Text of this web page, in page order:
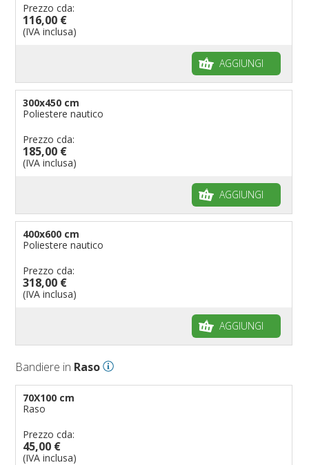
Prezzo cda:
116,00 €
(IVA inclusa)
AGGIUNGI
300x450 cm
Poliestere nautico
Prezzo cda:
185,00 €
(IVA inclusa)
AGGIUNGI
400x600 cm
Poliestere nautico
Prezzo cda:
318,00 €
(IVA inclusa)
AGGIUNGI
Bandiere in Raso
70X100 cm
Raso
Prezzo cda:
45,00 €
(IVA inclusa)